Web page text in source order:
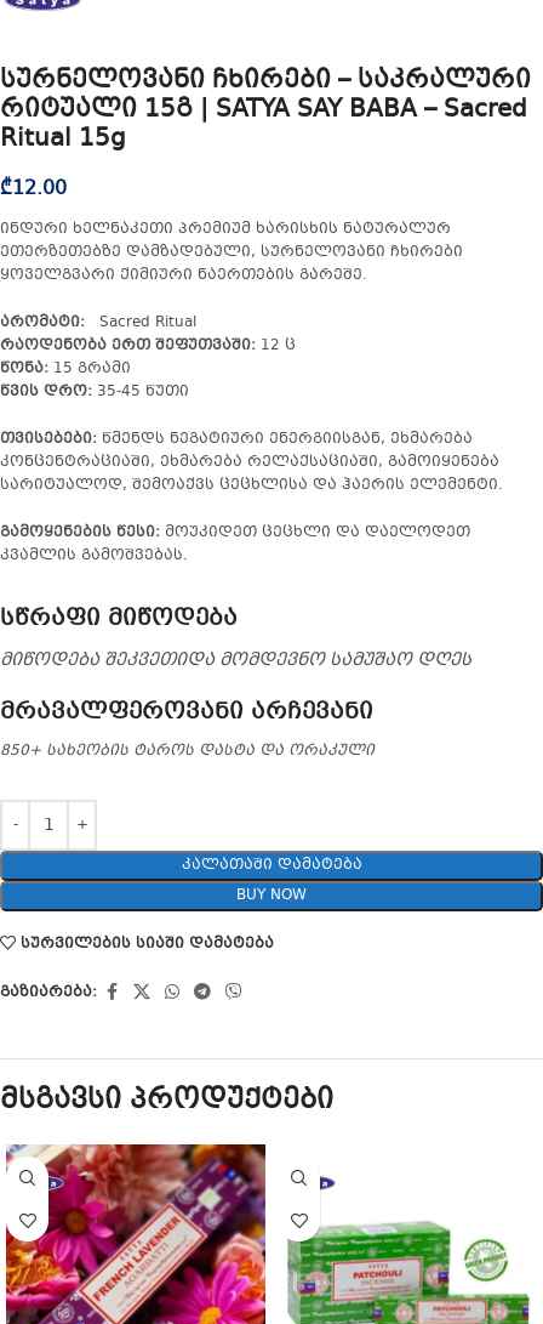
სურნელოვანი ჩხირები – საკრალური
რიტუალი 15გ | SATYA SAY BABA – Sacred
Ritual 15g
₾12.00
ინდური ხელნაკეთი პრემიუმ ხარისხის ნატურალურ
ეთერზეთებზე დამზადებული, სურნელოვანი ჩხირები
ყოველგვარი ქიმიური ნაერთების გარეშე.
არომატი:
Sacred Ritual
რაოდენობა ერთ შეფუთვაში: 12 ც
წონა: 15 გრამი
წვის დრო: 35-45 წუთი
თვისებები: წმენდს ნეგატიური ენერგიისგან, ეხმარება
კონცენტრაციაში, ეხმარება რელაქსაციაში, გამოიყენება
სარიტუალოდ, შემოაქვს ცეცხლისა და ჰაერის ელემენტი.
გამოყენების წესი: მოუკიდეთ ცეცხლი და დაელოდეთ
კვამლის გამოშვებას.
სწრაფი მიწოდება
მიწოდება შეკვეთიდა მომდევნო სამუშაო დღეს
მრავალფეროვანი არჩევანი
850+ სახეობის ტაროს დასტა და ორაკული
ᲙᲐᲚᲐᲗᲐᲨᲘ ᲓᲐᲛᲐᲢᲔᲑᲐ
BUY NOW
სურვილების სიაში დამატება
გაზიარება:
მსგავსი პროდუქტები